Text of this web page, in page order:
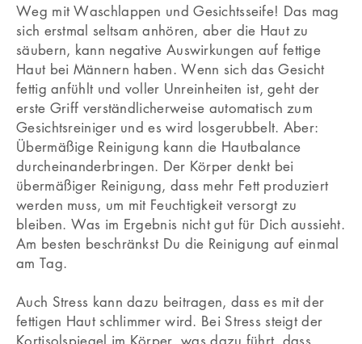
Weg mit Waschlappen und Gesichtsseife! Das mag
sich erstmal seltsam anhören, aber die Haut zu
säubern, kann negative Auswirkungen auf fettige
Haut bei Männern haben. Wenn sich das Gesicht
fettig anfühlt und voller Unreinheiten ist, geht der
erste Griff verständlicherweise automatisch zum
Gesichtsreiniger und es wird losgerubbelt. Aber:
Übermäßige Reinigung kann die Hautbalance
durcheinanderbringen. Der Körper denkt bei
übermäßiger Reinigung, dass mehr Fett produziert
werden muss, um mit Feuchtigkeit versorgt zu
bleiben. Was im Ergebnis nicht gut für Dich aussieht.
Am besten beschränkst Du die Reinigung auf einmal
am Tag.
Auch Stress kann dazu beitragen, dass es mit der
fettigen Haut schlimmer wird. Bei Stress steigt der